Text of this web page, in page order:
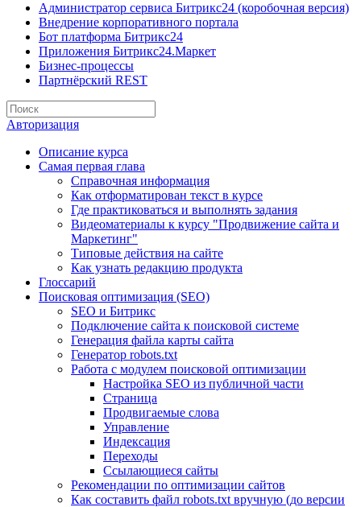
Администратор сервиса Битрикс24 (коробочная версия)
Внедрение корпоративного портала
Бот платформа Битрикс24
Приложения Битрикс24.Маркет
Бизнес-процессы
Партнёрский REST
Авторизация
Описание курса
Самая первая глава
Справочная информация
Как отформатирован текст в курсе
Где практиковаться и выполнять задания
Видеоматериалы к курсу "Продвижение сайта и
Маркетинг"
Типовые действия на сайте
Как узнать редакцию продукта
Глоссарий
Поисковая оптимизация (SEO)
SEO и Битрикс
Подключение сайта к поисковой системе
Генерация файла карты сайта
Генератор robots.txt
Работа с модулем поисковой оптимизации
Настройка SEO из публичной части
Страница
Продвигаемые слова
Управление
Индексация
Переходы
Ссылающиеся сайты
Рекомендации по оптимизации сайтов
Как составить файл robots.txt вручную (до версии